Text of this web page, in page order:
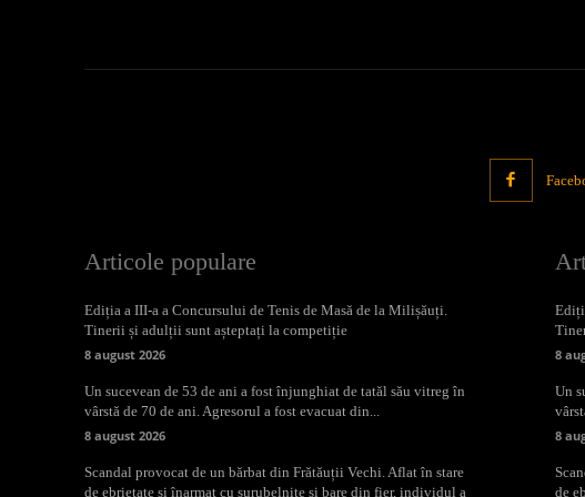
Articole populare
Ediția a III-a a Concursului de Tenis de Masă de la Milișăuți.
Tinerii și adulții sunt așteptați la competiție
8 august 2026
Un sucevean de 53 de ani a fost înjunghiat de tatăl său vitreg în
vârstă de 70 de ani. Agresorul a fost evacuat din...
8 august 2026
Scandal provocat de un bărbat din Frătăuții Vechi. Aflat în stare
de ebrietate și înarmat cu șurubelnițe și bare din fier, individul a
8
Un
8
de